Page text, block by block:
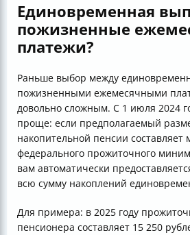
Единовременная
пожизненные
платежи?
Раньше выбор между
пожизненными ежемесячными
довольно сложным. С 1 июля 2024
проще: если предполагаемый
накопительной пенсии составляет
федерального прожиточного
вам автоматически
всю сумму накоплений
Для примера: в 2025 году
пенсионера составляет 15 250